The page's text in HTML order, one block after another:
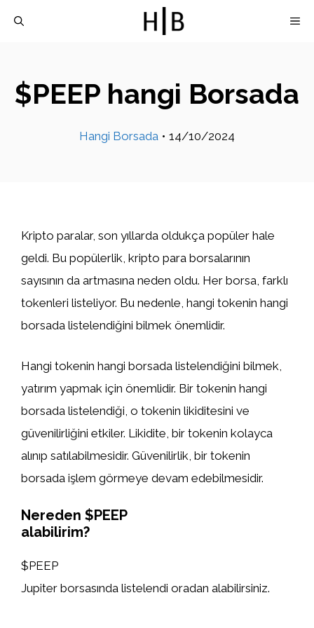
$PEEP hangi Borsada
Hangi Borsada • 14/10/2024
Kripto paralar, son yıllarda oldukça popüler hale
geldi. Bu popülerlik, kripto para borsalarının
sayısının da artmasına neden oldu. Her borsa, farklı
tokenleri listeliyor. Bu nedenle, hangi tokenin hangi
borsada listelendiğini bilmek önemlidir.
Hangi tokenin hangi borsada listelendiğini bilmek,
yatırım yapmak için önemlidir. Bir tokenin hangi
borsada listelendiği, o tokenin likiditesini ve
güvenilirliğini etkiler. Likidite, bir tokenin kolayca
alınıp satılabilmesidir. Güvenilirlik, bir tokenin
borsada işlem görmeye devam edebilmesidir.
Nereden $PEEP
alabilirim?
$PEEP
Jupiter borsasında listelendi oradan alabilirsiniz.